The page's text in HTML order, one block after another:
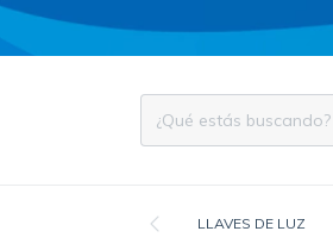
LLAVES DE LUZ